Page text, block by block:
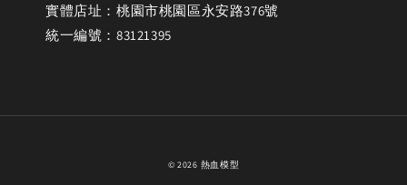
實體店址：桃園市桃園區永安路376號
統一編號：83121395
© 2026 熱血模型